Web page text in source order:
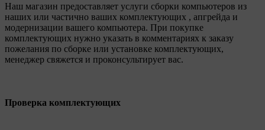
Наш магазин предоставляет услуги сборки компьютеров из
наших или частично ваших комплектующих , апгрейда и
модернизации вашего компьютера. При покупке
комплектующих нужно указать в комментариях к заказу
пожелания по сборке или установке комплектующих,
менеджер свяжется и проконсультирует вас.
Проверка комплектующих